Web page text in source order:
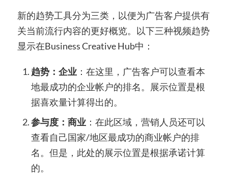
新的趋势工具分为三类，以便为广告客户提供有
关当前流行内容的更好概览。以下三种视频趋势
显示在Business Creative Hub中：
趋势：企业：在这里， 广告客户可以查看本
地最成功的企业帐户的排名。展示位置是根
据喜欢量计算得出的。
参与度：商业：在此区域，营销人员还可以
查看自己国家/地区最成功的商业帐户的排
名。但是，此处的展示位置是根据承诺计算
的。